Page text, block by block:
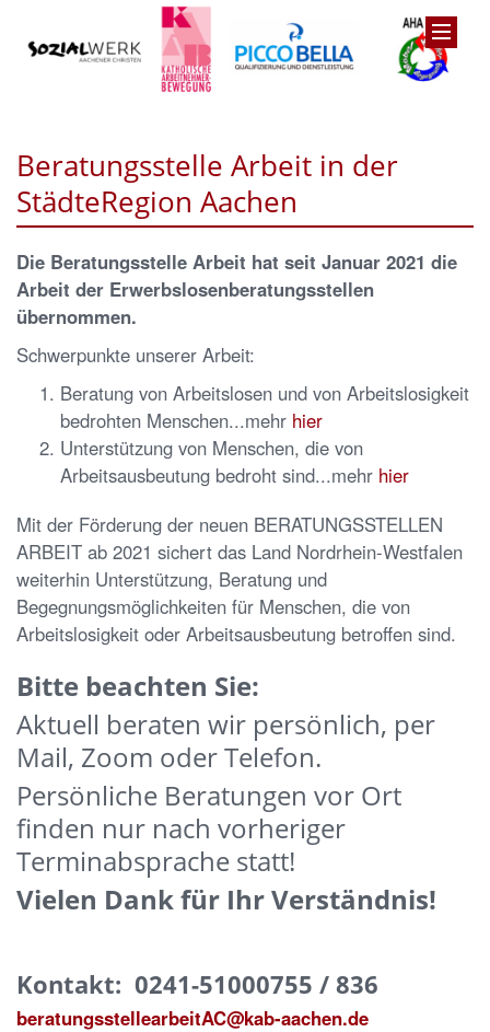
Beratungsstelle Arbeit in der
StädteRegion Aachen
Die Beratungsstelle Arbeit hat seit Januar 2021 die
Arbeit der Erwerbslosenberatungsstellen
übernommen.
Schwerpunkte unserer Arbeit:
Beratung von Arbeitslosen und von Arbeitslosigkeit
bedrohten Menschen...mehr hier
Unterstützung von Menschen, die von
Arbeitsausbeutung bedroht sind...mehr hier
Mit der Förderung der neuen BERATUNGSSTELLEN
ARBEIT ab 2021 sichert das Land Nordrhein-Westfalen
weiterhin Unterstützung, Beratung und
Begegnungsmöglichkeiten für Menschen, die von
Arbeitslosigkeit oder Arbeitsausbeutung betroffen sind.
Bitte beachten Sie:
Aktuell beraten wir persönlich, per
Mail, Zoom oder Telefon.
Persönliche Beratungen vor Ort
finden nur nach vorheriger
Terminabsprache statt!
Vielen Dank für Ihr Verständnis!
Kontakt: 0241-51000755 / 836
beratungsstellearbeitAC@kab-aachen.de